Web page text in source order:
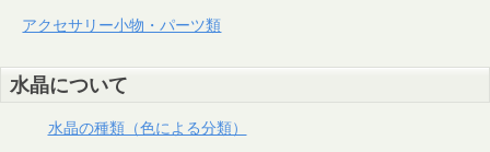
アクセサリー小物・パーツ類
水晶について
水晶の種類（色による分類）